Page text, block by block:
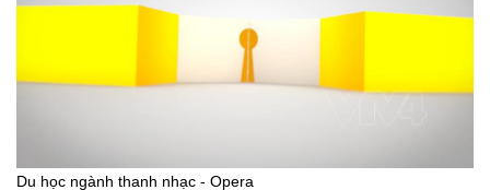
Du học ngành thanh nhạc - Opera